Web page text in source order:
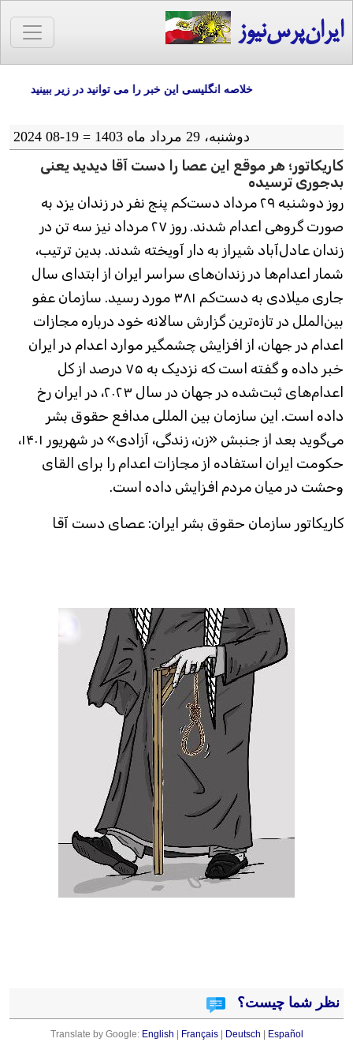
ایران‌پرس‌نیوز
خلاصه انگلیسی این خبر را می توانید در زیر ببینید
دوشنبه، 29 مرداد ماه 1403 = 19-08 2024
کاریکاتور؛ هر موقع این عصا را دست آقا دیدید یعنی
بدجوری ترسیده
روز دوشنبه ۲۹ مرداد دست‌کم پنج نفر در زندان یزد به
صورت گروهی اعدام شدند. روز ۲۷ مرداد نیز سه تن در
زندان عادل‌آباد شیراز به دار آویخته شدند. بدین ترتیب،
شمار اعدام‌ها در زندان‌های سراسر ایران از ابتدای سال
جاری میلادی به دست‌کم ۳۸۱ مورد رسید. سازمان عفو
بین‌الملل در تازه‌ترین گزارش سالانه خود درباره مجازات
اعدام در جهان، از افزایش چشمگیر موارد اعدام در ایران
خبر داده و گفته است که نزدیک به ۷۵ درصد از کل
اعدام‌های ثبت‌شده در جهان در سال ۲۰۲۳، در ایران رخ
داده است. این سازمان بین المللی مدافع حقوق بشر
می‌گوید بعد از جنبش «زن، زندگی، آزادی» در شهریور ۱۴۰۱،
حکومت ایران استفاده از مجازات اعدام را برای القای
وحشت در میان مردم افزایش داده است.
کاریکاتور سازمان حقوق بشر ایران: عصای دست آقا
نظر شما چیست؟
Translate by Google: English Français| Deutsch Español